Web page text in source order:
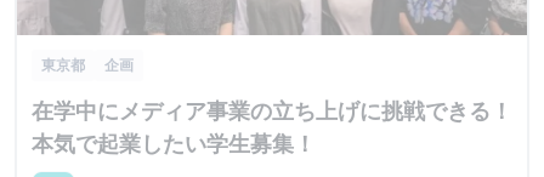
東京都 企画
在学中にメディア事業の立ち上げに挑戦できる！
本気で起業したい学生募集！